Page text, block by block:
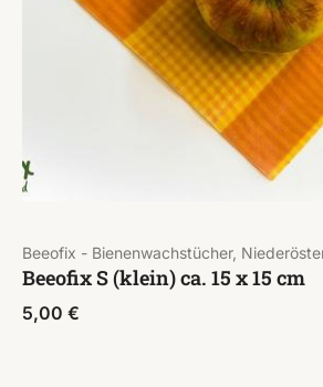
Beeofix - Bienenwachstücher,
Beeofix S (klein) ca. 15 x 15 cm
5,00 €